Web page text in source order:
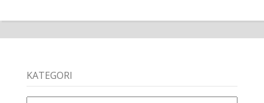
KATEGORI
Kategori